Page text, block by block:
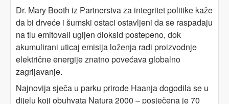
Dr. Mary Booth iz Partnerstva za integritet politike kaže
da bi drveće i šumski ostaci ostavljeni da se raspadaju
na tlu emitovali ugljen dioksid postepeno, dok
akumulirani uticaj emisija loženja radi proizvodnje
električne energije znatno povećava globalno
zagrijavanje.
Najnovija sječa u parku prirode Haanja dogodila se u
dijelu koji obuhvata Natura 2000 – posječena je 70